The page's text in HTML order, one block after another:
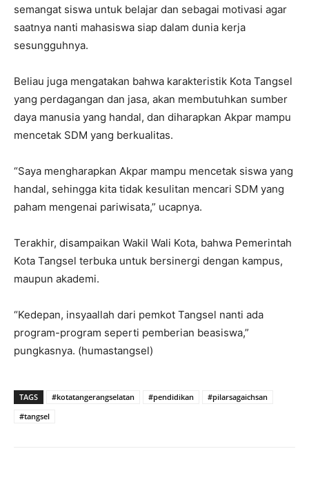
semangat siswa untuk belajar dan sebagai motivasi agar
saatnya nanti mahasiswa siap dalam dunia kerja
sesungguhnya.
Beliau juga mengatakan bahwa karakteristik Kota Tangsel
yang perdagangan dan jasa, akan membutuhkan sumber
daya manusia yang handal, dan diharapkan Akpar mampu
mencetak SDM yang berkualitas.
“Saya mengharapkan Akpar mampu mencetak siswa yang
handal, sehingga kita tidak kesulitan mencari SDM yang
paham mengenai pariwisata,” ucapnya.
Terakhir, disampaikan Wakil Wali Kota, bahwa Pemerintah
Kota Tangsel terbuka untuk bersinergi dengan kampus,
maupun akademi.
“Kedepan, insyaallah dari pemkot Tangsel nanti ada
program-program seperti pemberian beasiswa,”
pungkasnya. (humastangsel)
TAGS #kotatangerangselatan #pendidikan
#pilarsagaichsan
#tangsel